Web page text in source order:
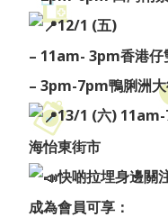
12/1 (五)
– 11am- 3pm香港仔
– 3pm-7pm⁠鴨脷洲
13/1 (六)
海怡東街市
快啲拉埋身邊關
成為會員可享：